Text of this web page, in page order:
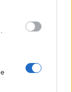
il centro
e degrado: